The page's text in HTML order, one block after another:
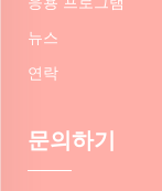
뉴스
연락
문의하기